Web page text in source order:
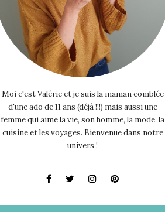
Moi c'est Valérie et je suis la maman comblée
d'une ado de 11 ans (déjà !!!) mais aussi une
femme qui aime la vie, son homme, la mode, la
cuisine et les voyages. Bienvenue dans notre
univers !